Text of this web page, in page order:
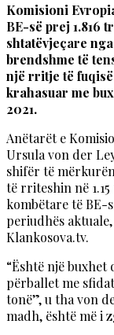
Komisioni
BE-së prej 1.816
shtatëvjeçare
brendshme të
një rritje të
krahasuar me
2021.
Anëtarët e
Ursula von der
shifër të
të rriteshin në
kombëtare të BE-
periudhës
Klankosova.tv.
“Është një buxhet
përballet me
tonë”, u tha von
madh, është më i